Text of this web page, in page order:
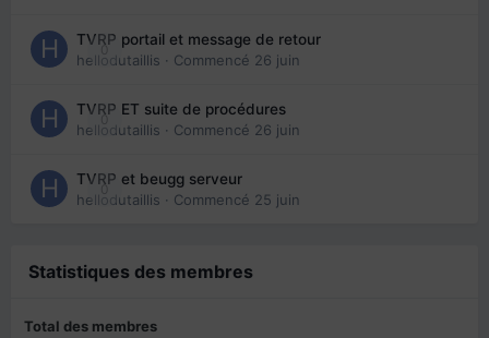
0
TVRP portail et message de retour
hellodutaillis · Commencé 26 juin
0
TVRP ET suite de procédures
hellodutaillis · Commencé 26 juin
0
TVRP et beugg serveur
hellodutaillis · Commencé 25 juin
Statistiques des membres
Total des membres